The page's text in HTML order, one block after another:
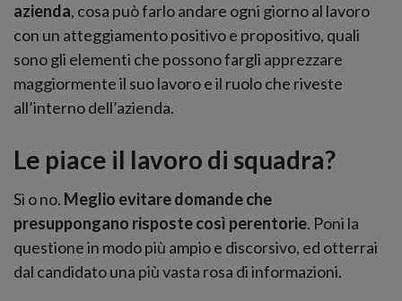
azienda, cosa può farlo andare ogni giorno al lavoro
con un atteggiamento positivo e propositivo, quali
sono gli elementi che possono fargli apprezzare
maggiormente il suo lavoro e il ruolo che riveste
all’interno dell’azienda.
Le piace il lavoro di squadra?
Sì o no. Meglio evitare domande che
presuppongano risposte così perentorie. Poni la
questione in modo più ampio e discorsivo, ed otterrai
dal candidato una più vasta rosa di informazioni.